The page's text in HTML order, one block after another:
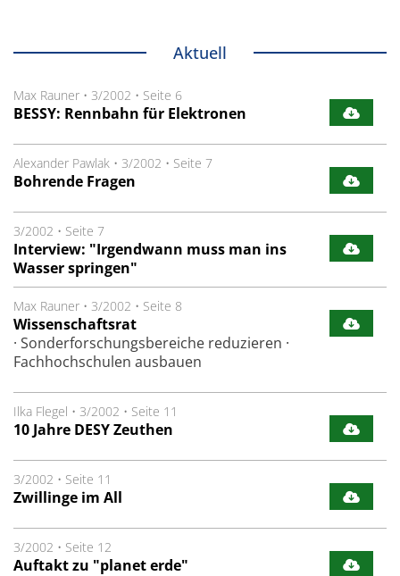
Aktuell
Max Rauner • 3/2002 • Seite 6
BESSY: Rennbahn für Elektronen
Alexander Pawlak • 3/2002 • Seite 7
Bohrende Fragen
3/2002 • Seite 7
Interview: "Irgendwann muss man ins
Wasser springen"
Max Rauner • 3/2002 • Seite 8
Wissenschaftsrat
· Sonderforschungsbereiche reduzieren ·
Fachhochschulen ausbauen
Ilka Flegel • 3/2002 • Seite 11
10 Jahre DESY Zeuthen
3/2002 • Seite 11
Zwillinge im All
3/2002 • Seite 12
Auftakt zu "planet erde"